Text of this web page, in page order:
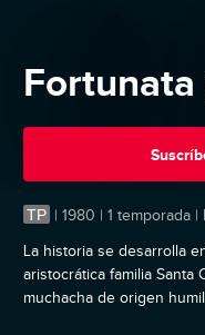
Fortunata
TP | 1980 | 1 temporada
La historia se desarrolla
aristocrática familia Santa
muchacha de origen